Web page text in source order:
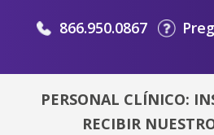
866.950.0867
PERSONAL CLÍNICO:
RECIBIR